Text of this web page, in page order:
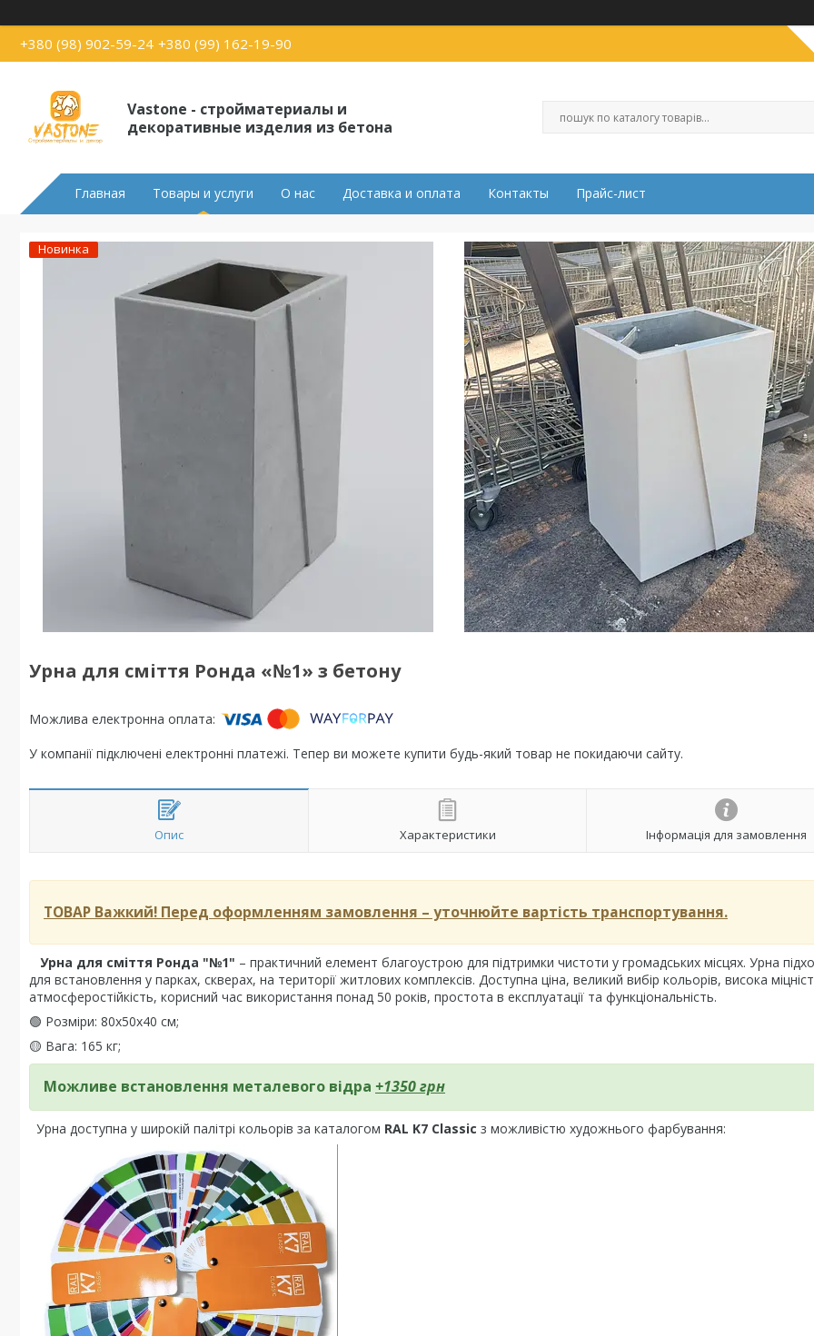
+380 (98) 902-59-24 +380 (99) 162-19-90
Vastone - стройматериалы и
декоративные изделия из бетона
Главная Товары и услуги О нас Доставка и оплата Контакты Прайс-лист
Новинка
Урна для сміття Ронда «№1» з бетону
У компанії підключені електронні платежі. Тепер ви можете купити будь-який товар не покидаючи сайту.
Опис Характеристики Інформація для замовлення
ТОВАР Важкий! Перед оформленням замовлення – уточнюйте вартість транспортування.
Урна для сміття Ронда "№1" – практичний елемент благоустрою для підтримки чистоти у громадських місцях. Урна
для встановлення у парках, скверах, на території житлових комплексів. Доступна ціна, великий вибір кольорів, висока
атмосферостійкість, корисний час використання понад 50 років, простота в експлуатації та функціональність.
🟢 Розміри: 80х50х40 см;
🟡 Вага: 165 кг;
Можливе встановлення металевого відра +1350 грн
Урна доступна у широкій палітрі кольорів за каталогом RAL K7 Classic з можливістю художнього фарбування: